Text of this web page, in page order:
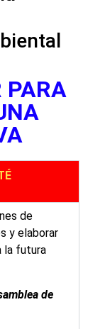
PARA
de
y elaborar
la futura
de